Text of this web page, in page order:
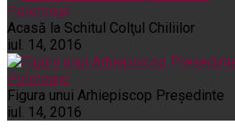
Pelerinaje
Acasă la Schitul Colţul Chiliilor
iul. 14, 2016
Pelerinaje
Figura unui Arhiepiscop Preşedinte
iul. 14, 2016